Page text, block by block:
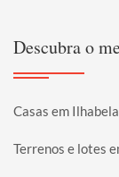
Descubra o
Casas em Ilhabela
Terrenos e lotes